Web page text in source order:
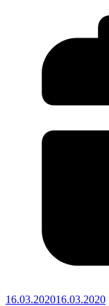
16.03.202016.03.2020